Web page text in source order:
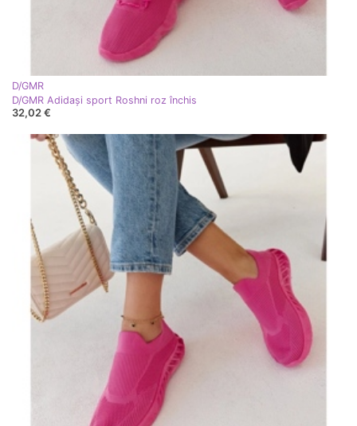
D/GMR
D/GMR Adidași sport Roshni roz închis
32,02 €